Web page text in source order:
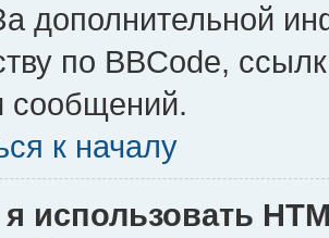
дополнительной
по BBCode,
сообщений.
к началу
использовать